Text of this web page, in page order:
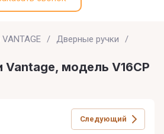
/ Дверные ручки
/
модель V16CP
Следующий